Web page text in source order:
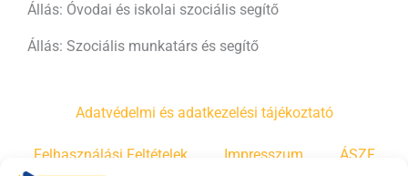
Állás: Óvodai és iskolai szociális segítő
Állás: Szociális munkatárs és segítő
Adatvédelmi és adatkezelési tájékoztató
Felhasználási Feltételek Impresszum ÁSZF